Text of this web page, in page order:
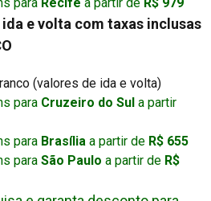
ida e volta com taxas inclusas
(valores de ida e volta)
para Cruzeiro do Sul a partir
para Brasília a partir de R$ 655
para São Paulo a partir de R$